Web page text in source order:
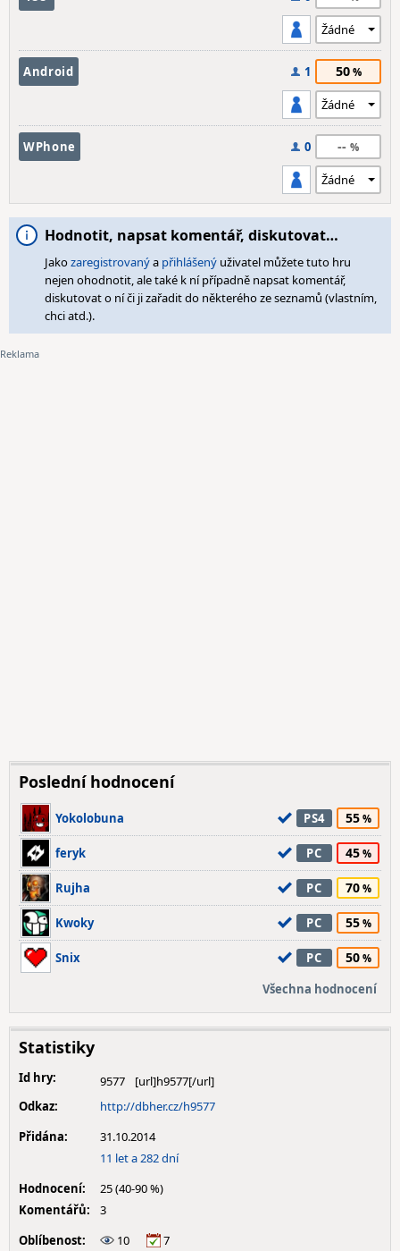
Android 1 50
WPhone 0 --
Hodnotit, napsat komentář, diskutovat…
Jakozaregistrovanýa přihlášený uživatel můžete tuto hru
nejen ohodnotit, ale také k ní případně napsat komentář,
diskutovat o ní či ji zařadit do některého ze seznamů (vlastním,
chci atd.).
Poslední hodnocení
Yokolobuna PS4 55
feryk PC 45
Rujha PC 70
Kwoky PC 55
Snix PC 50
Všechna hodnocení
Statistiky
Id hry:
9577
Odkaz:
http://dbher.cz/h9577
Přidána:
31.10.2014
11 let a 282 dní
Hodnocení:
25 (40-90 %)
Komentářů:
3
Oblíbenost:
10
7